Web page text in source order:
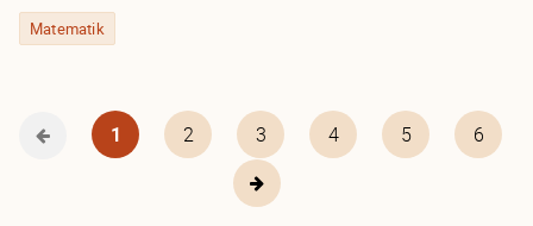
Matematik
Pagination
FöregåendeNuvarande
sida
1 Page
2 Page
3 Page
4 Page
5 Page
6
Nästa
sida